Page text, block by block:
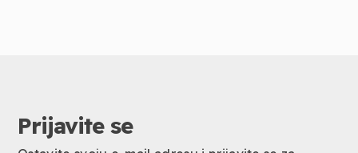
Prijavite se